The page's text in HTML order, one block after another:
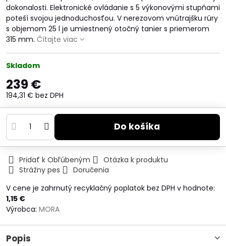
dokonalosti. Elektronické ovládanie s 5 výkonovými stupňami
poteší svojou jednoduchosťou. V nerezovom vnútrajšku rúry
s objemom 25 l je umiestnený otočný tanier s priemerom
315 mm. Čítajte viac
Skladom
239 €
194,31 € bez DPH
Do košíka
Pridať k Obľúbeným
Otázka k produktu
Strážny pes
Doručenia
V cene je zahrnutý recyklačný poplatok bez DPH v hodnote:
1,15 €
Výrobca: MORA
Popis